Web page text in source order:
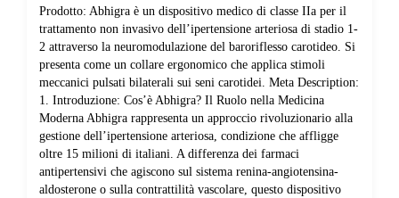
Prodotto: Abhigra è un dispositivo medico di classe IIa per il
trattamento non invasivo dell’ipertensione arteriosa di stadio 1-
2 attraverso la neuromodulazione del baroriflesso carotideo. Si
presenta come un collare ergonomico che applica stimoli
meccanici pulsati bilaterali sui seni carotidei. Meta Description:
1. Introduzione: Cos’è Abhigra? Il Ruolo nella Medicina
Moderna Abhigra rappresenta un approccio rivoluzionario alla
gestione dell’ipertensione arteriosa, condizione che affligge
oltre 15 milioni di italiani. A differenza dei farmaci
antipertensivi che agiscono sul sistema renina-angiotensina-
aldosterone o sulla contrattilità vascolare, questo dispositivo